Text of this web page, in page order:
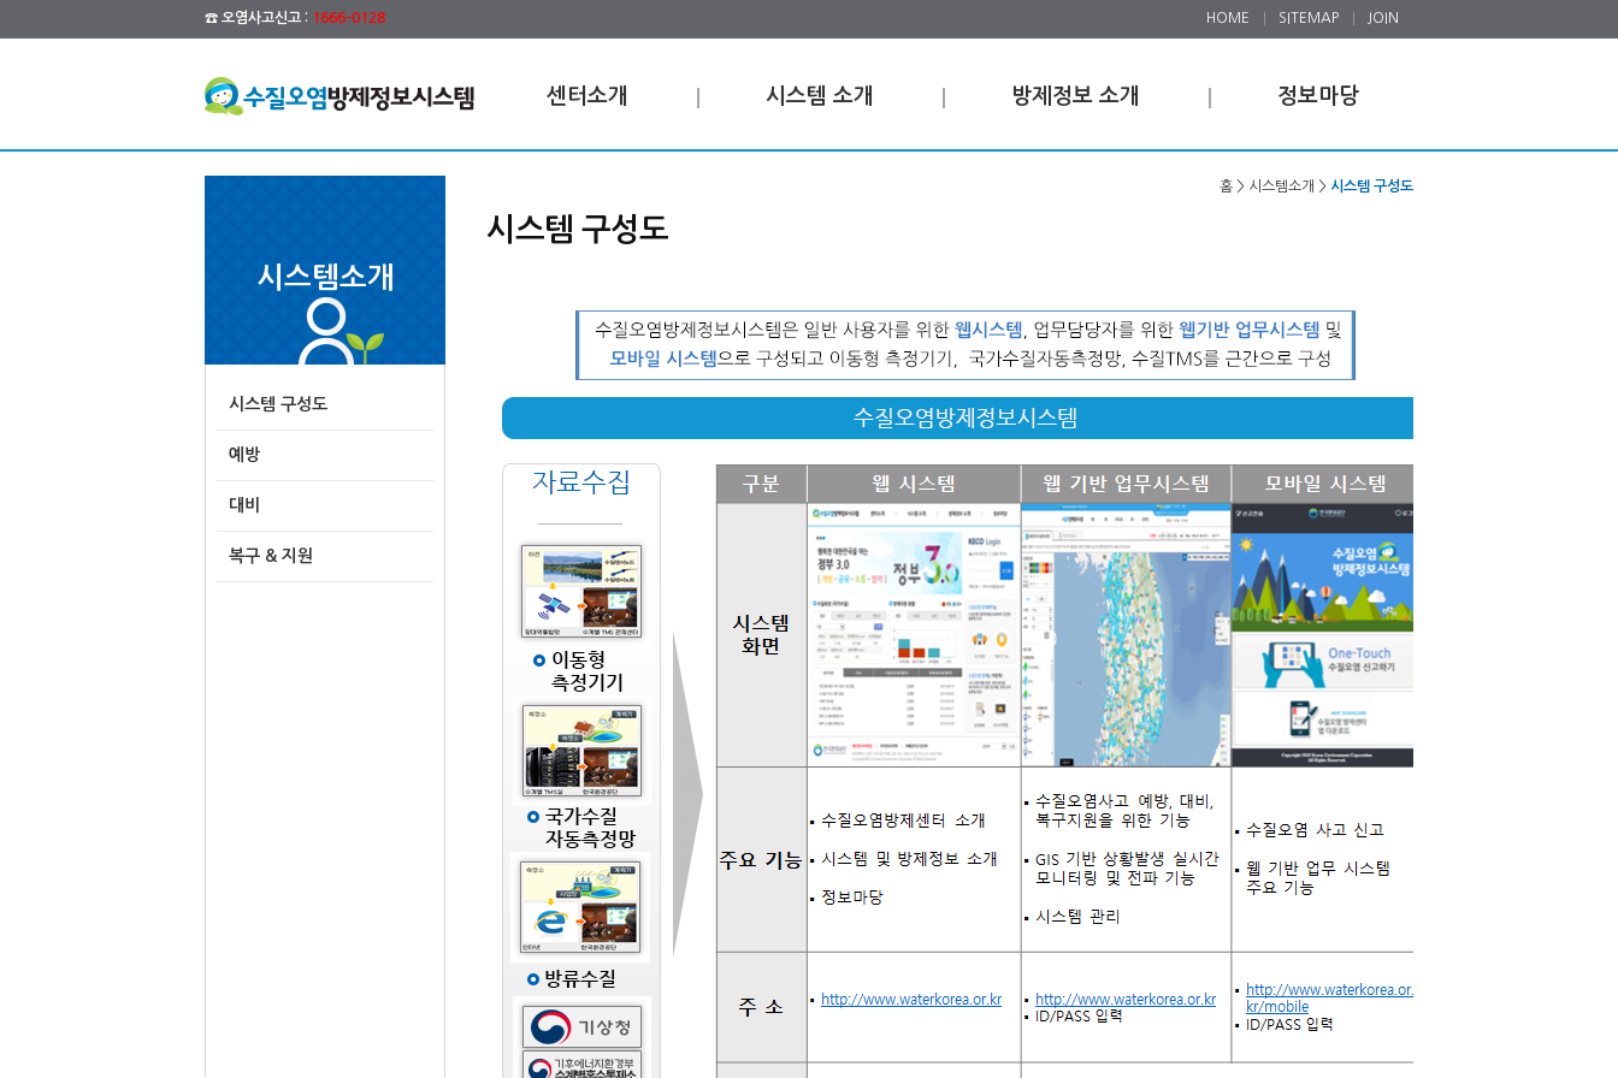
☎ 오염사고신고 : 1666-0128 HOME SITEMAP JOIN
센터소개 시스템 소개 방제정보 소개 정보마당
시스템소개
시스템 구성도
예방
대비
복구 & 지원
홈 > 시스템소개 > 시스템 구성도
시스템 구성도